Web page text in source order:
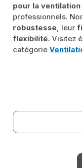
pour la ventilation
professionnels.
robustesse, leur
flexibilité. Visitez
catégorie